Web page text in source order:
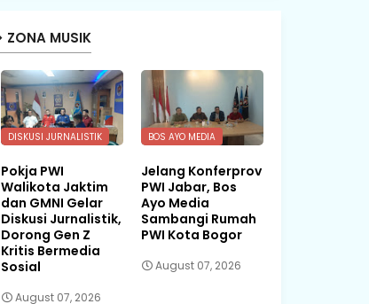
ZONA MUSIK
DISKUSI JURNALISTIK
Pokja PWI
Walikota Jaktim
dan GMNI Gelar
Diskusi Jurnalistik,
Dorong Gen Z
Kritis Bermedia
Sosial
August 07, 2026
BOS AYO MEDIA
Jelang Konferprov
PWI Jabar, Bos
Ayo Media
Sambangi Rumah
PWI Kota Bogor
August 07, 2026